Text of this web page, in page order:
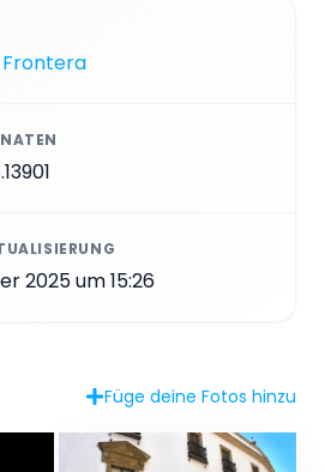
2025 um 15:26
Füge deine Fotos hinzu